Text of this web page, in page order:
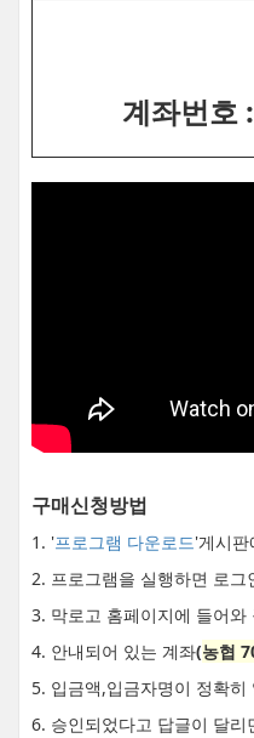
계좌번호
구매신청방법
1. '프로그램 다운로드'게시
2. 프로그램을 실행하면 로
3. 막로고 홈페이지에 들어
4. 안내되어 있는 계좌(농협
5. 입금액,입금자명이 정확
6. 승인되었다고 답글이 달